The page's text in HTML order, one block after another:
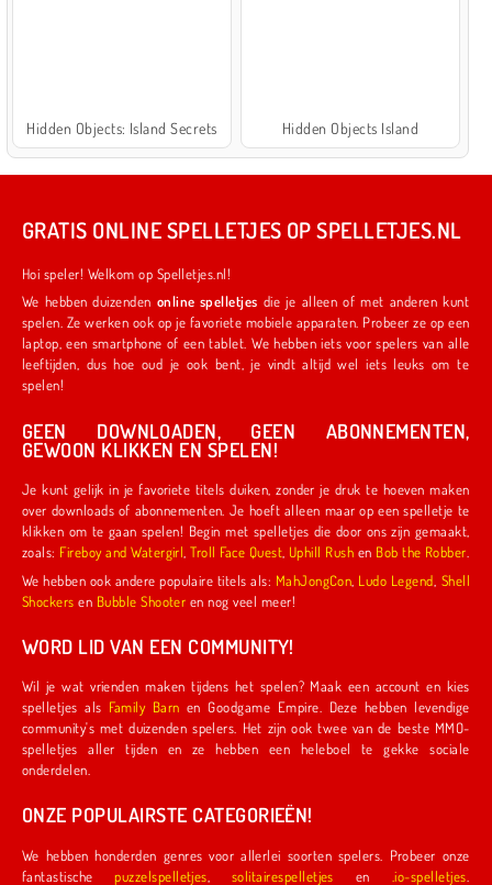
Hidden Objects: Island Secrets Hidden Objects Island
GRATIS ONLINE SPELLETJES OP SPELLETJES.NL
Hoi speler! Welkom op Spelletjes.nl!
We hebben duizenden online spelletjes die je alleen of met anderen kunt
spelen. Ze werken ook op je favoriete mobiele apparaten. Probeer ze op een
laptop, een smartphone of een tablet. We hebben iets voor spelers van alle
leeftijden, dus hoe oud je ook bent, je vindt altijd wel iets leuks om te
spelen!
GEEN DOWNLOADEN, GEEN ABONNEMENTEN,
GEWOON KLIKKEN EN SPELEN!
Je kunt gelijk in je favoriete titels duiken, zonder je druk te hoeven maken
over downloads of abonnementen. Je hoeft alleen maar op een spelletje te
klikken om te gaan spelen! Begin met spelletjes die door ons zijn gemaakt,
zoals:
Fireboy and Watergirl ,Troll Face Quest Uphill Rush en Bob the Robber
We hebben ook andere populaire titels als: MahJongCon Ludo Legend Shell
Shockers en Bubble Shooter en nog veel meer!
WORD LID VAN EEN COMMUNITY!
Wil je wat vrienden maken tijdens het spelen? Maak een account en kies
spelletjes als
Family Barn en Goodgame Empire. Deze hebben levendige
community's met duizenden spelers. Het zijn ook twee van de beste MMO-
spelletjes aller tijden en ze hebben een heleboel te gekke sociale
onderdelen.
ONZE POPULAIRSTE CATEGORIEËN!
We hebben honderden genres voor allerlei soorten spelers. Probeer onze
fantastischepuzzelspelletjes solitairespelletjes en .io-spelletjes